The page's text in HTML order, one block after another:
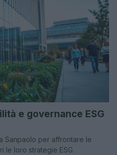
e governance ESG
Sanpaolo per affrontare le
le loro strategie ESG.